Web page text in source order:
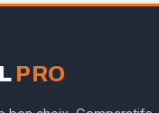
PRO